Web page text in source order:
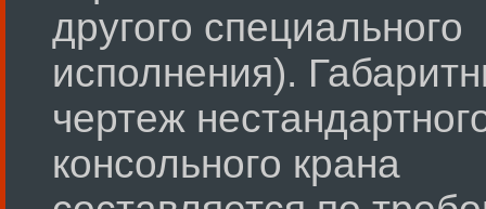
другого специального
исполнения).
чертеж
консольного крана